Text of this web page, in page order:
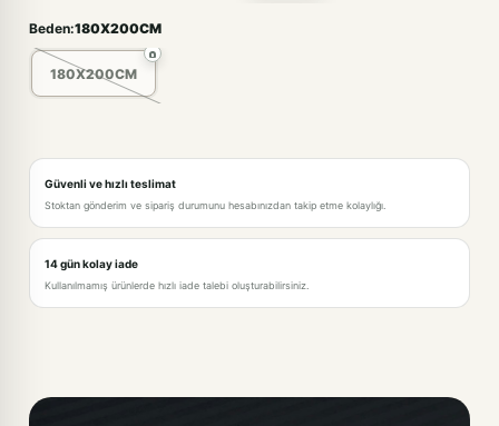
Beden:180X200CM
180X200CM
BEYAZ-180X200CM
Güvenli ve hızlı teslimat
Stoktan gönderim ve sipariş durumunu hesabınızdan takip etme kolaylığı.
14 gün kolay iade
Kullanılmamış ürünlerde hızlı iade talebi oluşturabilirsiniz.